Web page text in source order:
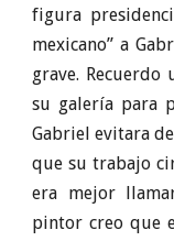
figura
mexicano” a
grave.
su galería para
Gabriel evitara
que su trabajo
era mejor
pintor creo que